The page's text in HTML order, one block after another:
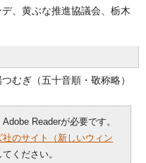
、黄ぶな推進協議会、栃木
むぎ（五十音順・敬称略）
Readerが必要です。
のサイト（新しいウィン
ください。